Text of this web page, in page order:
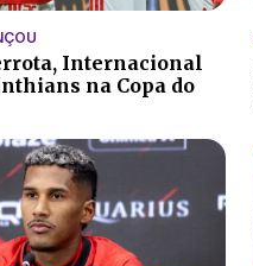
Internacional
na Copa do